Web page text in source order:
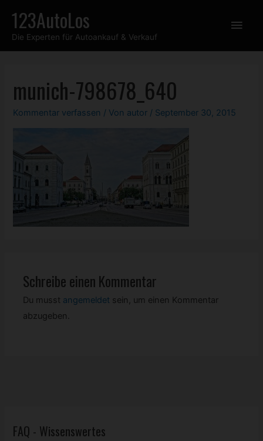
Inhalt
springen
123AutoLos
Die Experten für Autoankauf & Verkauf
munich-798678_640
Kommentar verfassen / Von autor / September 30, 2015
Schreibe einen Kommentar
Du musst angemeldet sein, um einen Kommentar
abzugeben.
FAQ - Wissenswertes